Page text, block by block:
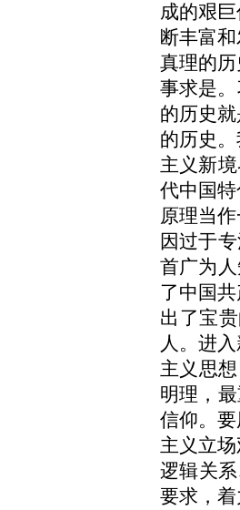
成的艰
断丰富
真理的
事求是
的历史
的历史
主义新
代中国
原理当
因过于
首广为
了中国
出了宝
人。进
主义思
明理，
信仰。
主义立
逻辑关
要求，